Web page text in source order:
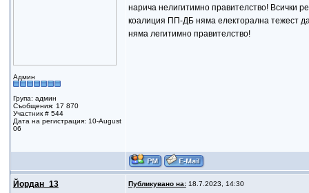
Админ
Група: админ
Съобщения: 17 870
Участник # 544
Дата на регистрация: 10-August
06
нарича нелигитимно правителство! Всички
коалиция ПП-ДБ няма електорална тежест
няма легитимно правителство!
Йордан_13 Публикувано на:18.7.2023, 14:30